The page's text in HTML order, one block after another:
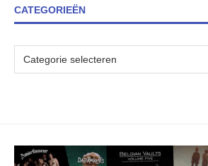
CATEGORIEËN